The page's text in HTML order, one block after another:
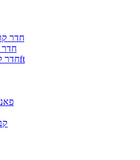
חדר
חדר קר
חדר קירור שמש 40ft